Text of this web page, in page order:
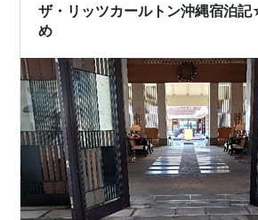
ザ・リッツカールトン沖縄宿泊
め